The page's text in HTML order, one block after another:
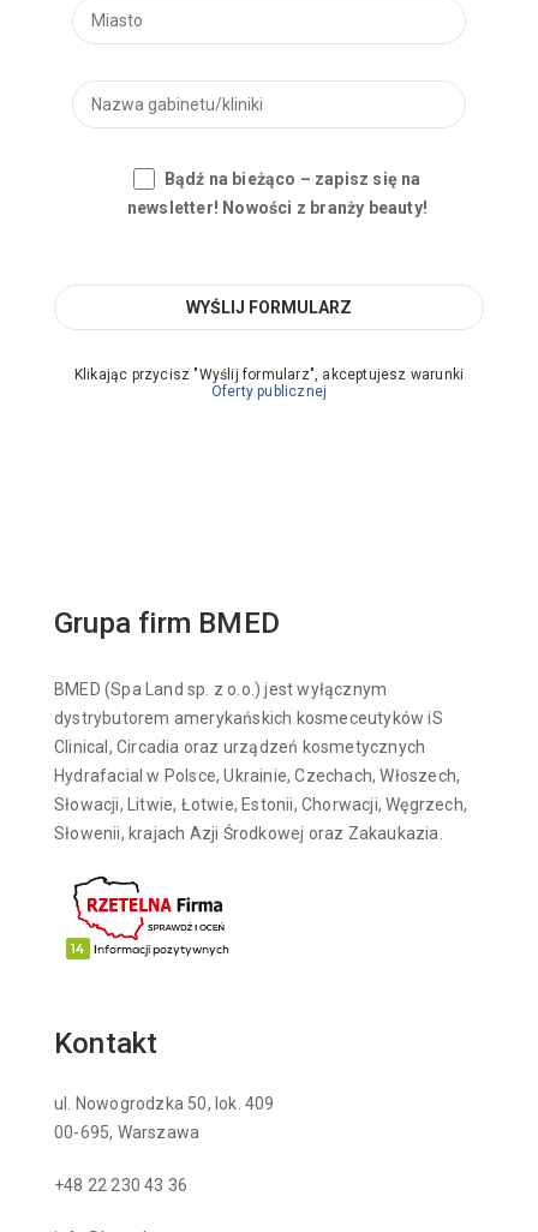
Bądź na bieżąco – zapisz się na
newsletter! Nowości z branży beauty!
Klikając przycisz "Wyślij formularz", akceptujesz warunki
Oferty publicznej
Grupa firm BMED
BMED (Spa Land sp. z o.o.) jest wyłącznym
dystrybutorem amerykańskich kosmeceutyków iS
Clinical, Circadia oraz urządzeń kosmetycznych
Hydrafacial w Polsce, Ukrainie, Czechach, Włoszech,
Słowacji, Litwie, Łotwie, Estonii, Chorwacji, Węgrzech,
Słowenii, krajach Azji Środkowej oraz Zakaukazia.
Kontakt
ul. Nowogrodzka 50, lok. 409
00-695, Warszawa
+48 22 230 43 36